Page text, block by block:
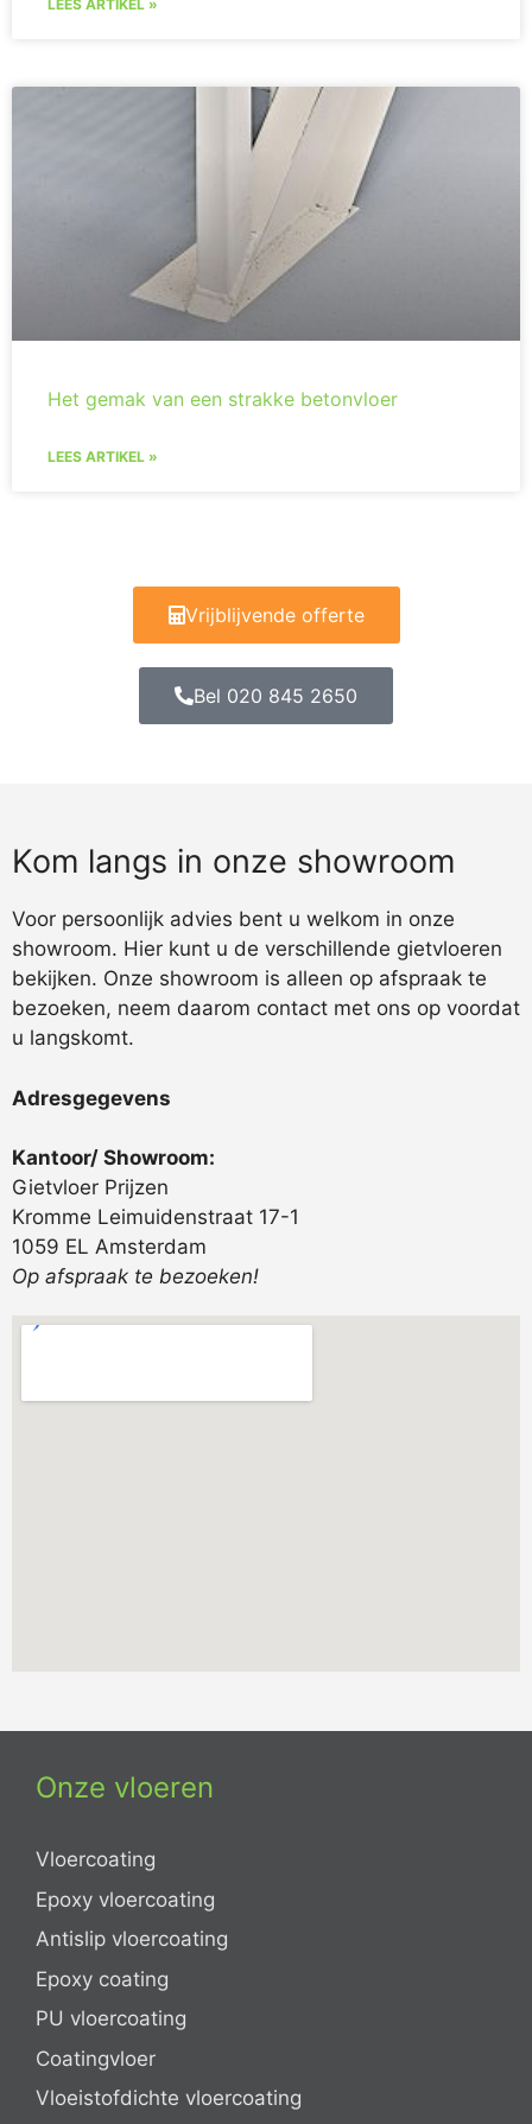
LEES ARTIKEL »
Het gemak van een strakke betonvloer
LEES ARTIKEL »
Vrijblijvende offerte
Bel 020 845 2650
Kom langs in onze showroom
Voor persoonlijk advies bent u welkom in onze
showroom. Hier kunt u de verschillende gietvloeren
bekijken. Onze showroom is alleen op afspraak te
bezoeken, neem daarom contact met ons op voordat
u langskomt.
Adresgegevens
Kantoor/ Showroom:
Gietvloer Prijzen
Kromme Leimuidenstraat 17-1
1059 EL Amsterdam
Op afspraak te bezoeken!
Onze vloeren
Vloercoating
Epoxy vloercoating
Antislip vloercoating
Epoxy coating
PU vloercoating
Coatingvloer
Vloeistofdichte vloercoating